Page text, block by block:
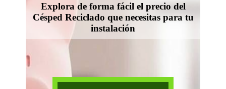
Explora de forma fácil el precio del
Césped Reciclado que necesitas para tu
instalación